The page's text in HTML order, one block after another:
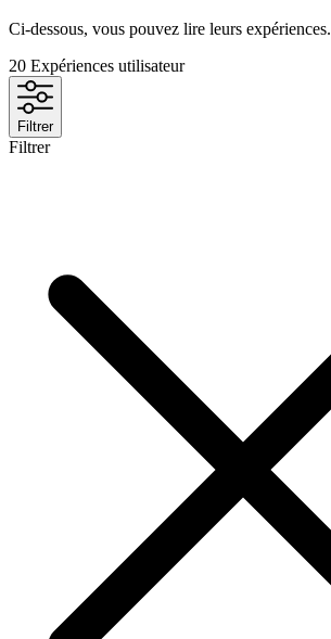
Ci-dessous, vous pouvez lire leurs expériences.
20 Expériences utilisateur
Filtrer
Filtrer